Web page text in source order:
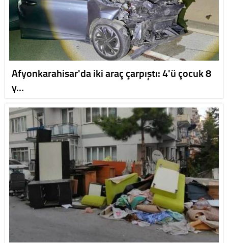
Afyonkarahisar'da iki araç çarpıştı: 4'ü çocuk 8
y…